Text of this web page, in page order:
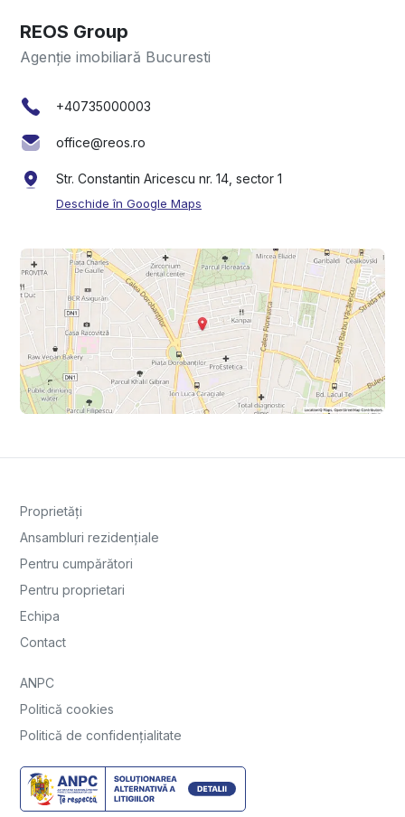
REOS Group
Agenție imobiliară Bucuresti
+40735000003
office@reos.ro
Str. Constantin Aricescu nr. 14, sector 1
Deschide în Google Maps
Proprietăți
Ansambluri rezidențiale
Pentru cumpărători
Pentru proprietari
Echipa
Contact
ANPC
Politică cookies
Politică de confidențialitate